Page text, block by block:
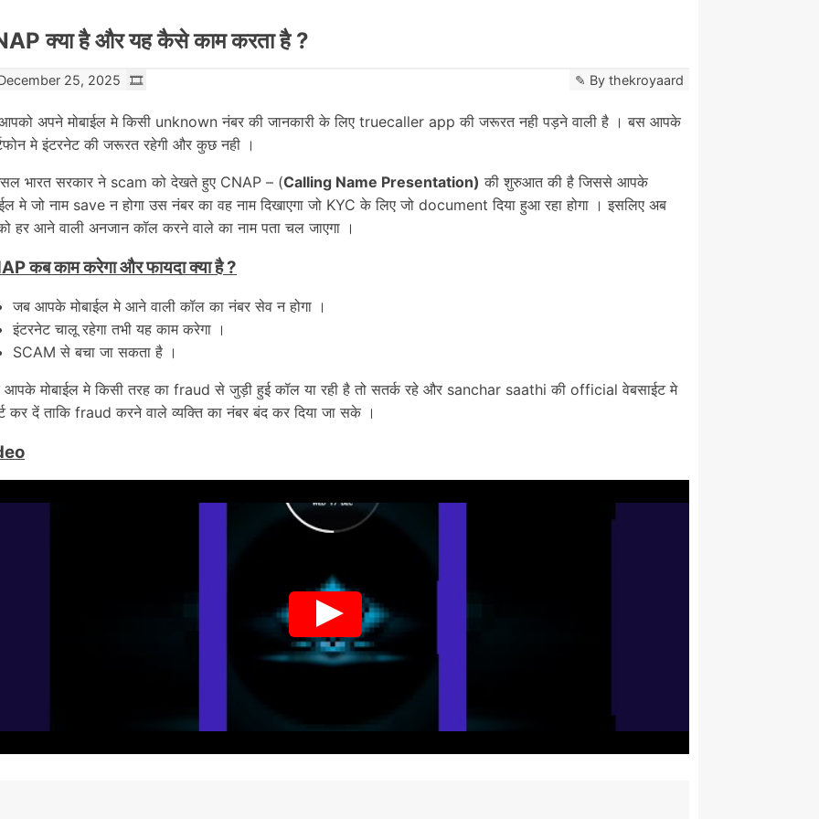
क्या है और यह कैसे काम करता है ?
25, 2025 By thekroyaard
अपने मोबाईल मे किसी unknown नंबर की जानकारी के लिए truecaller app की जरूरत नही पड़ने वाली है । बस आपके
मे इंटरनेट की जरूरत रहेगी और कुछ नही ।
भारत सरकार ने scam को देखते हुए CNAP – (Calling Name Presentation) की शुरुआत की है जिससे आपके
मे जो नाम save न होगा उस नंबर का वह नाम दिखाएगा जो KYC के लिए जो document दिया हुआ रहा होगा । इसलिए अब
हर आने वाली अनजान कॉल करने वाले का नाम पता चल जाएगा ।
कब काम करेगा और फायदा क्या है ?
जब आपके मोबाईल मे आने वाली कॉल का नंबर सेव न होगा ।
इंटरनेट चालू रहेगा तभी यह काम करेगा ।
SCAM से बचा जा सकता है ।
आपके मोबाईल मे किसी तरह का fraud से जुड़ी हुई कॉल या रही है तो सतर्क रहे और sanchar saathi की official वेबसाईट मे
कर दें ताकि fraud करने वाले व्यक्ति का नंबर बंद कर दिया जा सके ।